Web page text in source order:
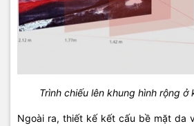
Trình chiếu lên khung hình rộng ở
Ngoài ra, thiết kế kết cấu bề mặt da